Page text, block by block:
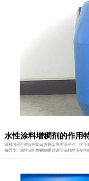
水性涂料增稠剂的作用
涂料增稠剂的应用能改善施工中的流平性、抗
械强度。水性涂料增稠剂通过调节涂料的流变性